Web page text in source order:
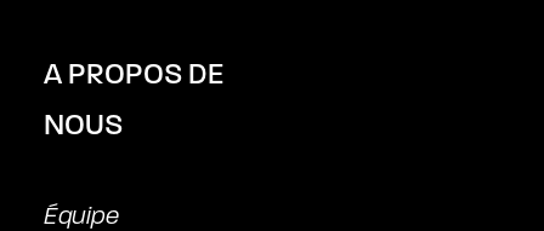
A PROPOS DE
NOUS
Équipe